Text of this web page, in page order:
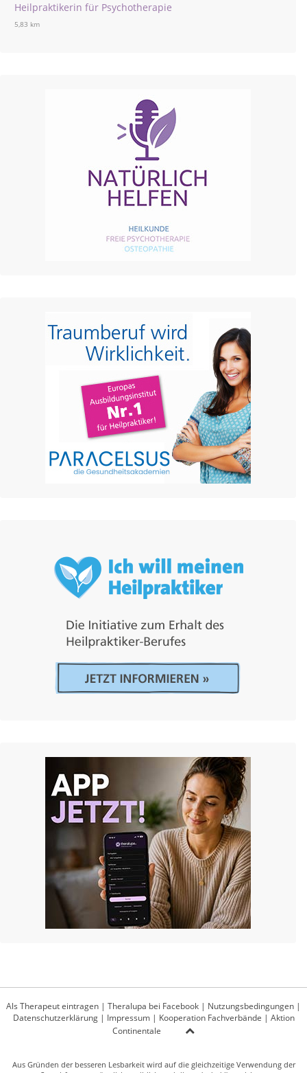
Heilpraktikerin für Psychotherapie
5,83 km
Als Therapeut eintragen | Theralupa bei Facebook | Nutzungsbedingungen |
Datenschutzerklärung| Impressum| Kooperation Fachverbände | Aktion
Continentale
Aus Gründen der besseren Lesbarkeit wird auf die gleichzeitige Verwendung der